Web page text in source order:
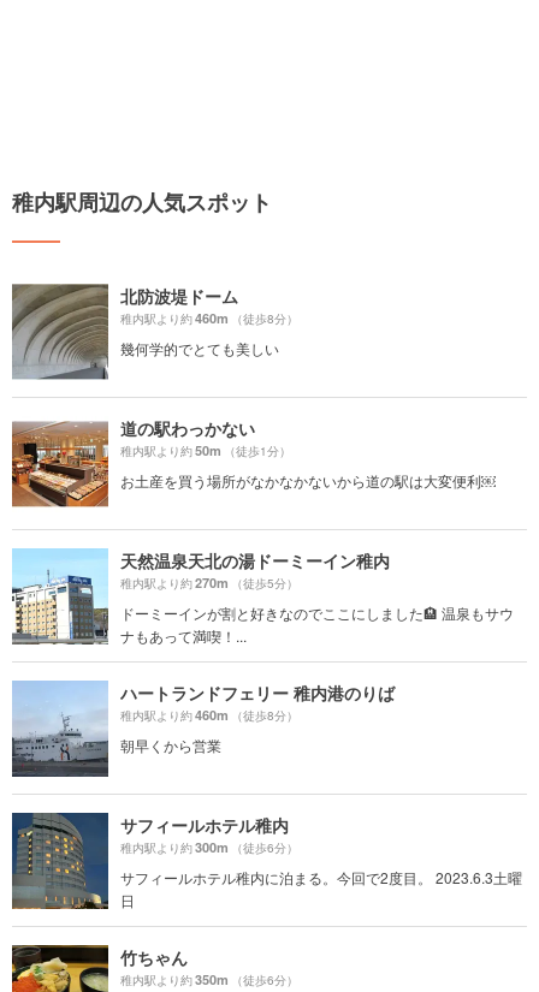
稚内駅周辺の人気スポット
北防波堤ドーム
稚内駅より約460m （徒歩8分）
幾何学的でとても美しい
道の駅わっかない
稚内駅より約50m （徒歩1分）
お土産を買う場所がなかなかないから道の駅は大変便利￼
天然温泉天北の湯ドーミーイン稚内
稚内駅より約270m （徒歩5分）
ドーミーインが割と好きなのでここにしました🏨 温泉もサウ
ナもあって満喫！...
ハートランドフェリー 稚内港のりば
稚内駅より約460m （徒歩8分）
朝早くから営業
サフィールホテル稚内
稚内駅より約300m （徒歩6分）
サフィールホテル稚内に泊まる。今回で2度目。 2023.6.3土曜
日
竹ちゃん
稚内駅より約350m （徒歩6分）